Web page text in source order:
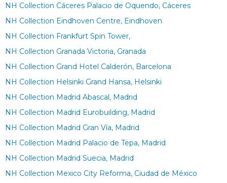
NH Collection Cáceres Palacio de Oquendo, Cáceres
NH Collection Eindhoven Centre, Eindhoven
NH Collection Frankfurt Spin Tower,
NH Collection Granada Victoria, Granada
NH Collection Grand Hotel Calderón, Barcelona
NH Collection Helsinki Grand Hansa, Helsinki
NH Collection Madrid Abascal, Madrid
NH Collection Madrid Eurobuilding, Madrid
NH Collection Madrid Gran Vía, Madrid
NH Collection Madrid Palacio de Tepa, Madrid
NH Collection Madrid Suecia, Madrid
NH Collection Mexico City Reforma, Ciudad de México